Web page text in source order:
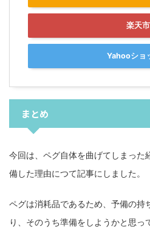
楽天
Yahooショ
まとめ
今回は、ペグ自体を曲げてしまった
備した理由につて記事にしました。
ペグは消耗品であるため、予備の持
り、そのうち準備をしようかと思っ